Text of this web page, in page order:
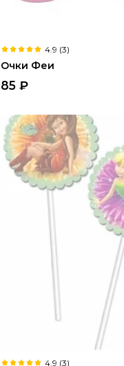
4.9 (3)
Очки Феи
85 ₽
4.9 (3)